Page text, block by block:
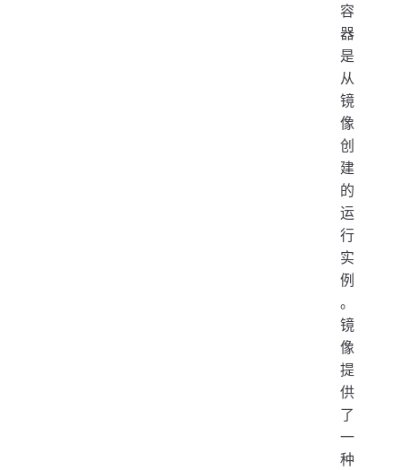
容
器
是
从
镜
像
创
建
的
运
行
实
例
。
镜
像
提
供
了
一
种